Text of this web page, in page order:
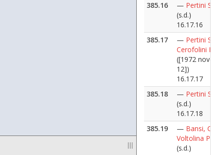
|||
385.16
— Pertini
(s.d.)
16.17.16
385.17
— Pertini
Cerofolini
([1972
12])
16.17.17
385.18
— Pertini
(s.d.)
16.17.18
385.19
— Bansi,
Voltolina
(s.d.)